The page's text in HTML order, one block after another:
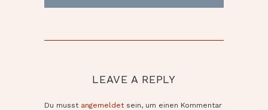
post:
LEAVE A REPLY
Du musst angemeldetsein, um einen Kommentar